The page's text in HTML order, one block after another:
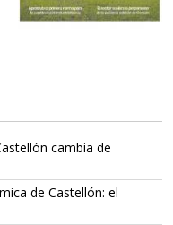
cambia de
de Castellón: el